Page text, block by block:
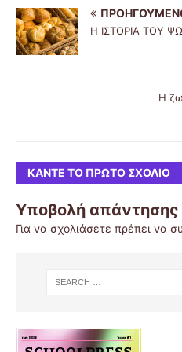
Η ΙΣΤΟΡΙΑ ΤΟΥ
H
ΚΆΝΤΕ ΤΟ ΠΡΏΤΟ ΣΧΌΛΙΟ
Υποβολή απάντησης
Για να σχολιάσετε πρέπει να